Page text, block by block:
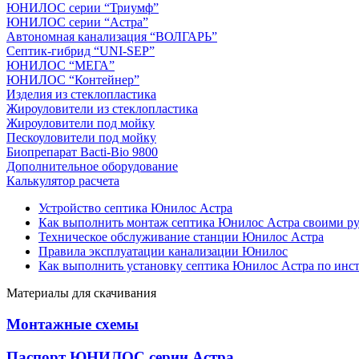
ЮНИЛОС серии “Триумф”
ЮНИЛОС серии “Астра”
Автономная канализация “ВОЛГАРЬ”
Септик-гибрид “UNI-SEP”
ЮНИЛОС “МЕГА”
ЮНИЛОС “Контейнер”
Изделия из стеклопластика
Жироуловители из стеклопластика
Жироуловители под мойку
Пескоуловители под мойку
Биопрепарат Bacti-Bio 9800
Дополнительное оборудование
Калькулятор расчета
Устройство септика Юнилос Астра
Как выполнить монтаж септика Юнилос Астра своими
Техническое обслуживание станции Юнилос Астра
Правила эксплуатации канализации Юнилос
Как выполнить установку септика Юнилос Астра по
Материалы для скачивания
Монтажные схемы